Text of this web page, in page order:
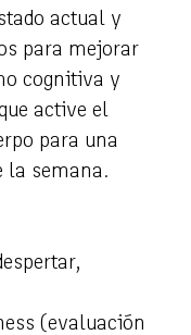
actual y
para mejorar
cognitiva y
active el
para una
la semana.
(evaluación